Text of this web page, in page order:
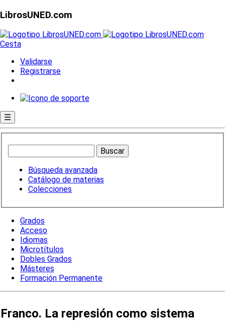
LibrosUNED.com
Cesta
Validarse
Registrarse
☰
Búsqueda avanzada
Catálogo de materias
Colecciones
Grados
Acceso
Idiomas
Microtítulos
Dobles Grados
Másteres
Formación Permanente
Franco. La represión como sistema